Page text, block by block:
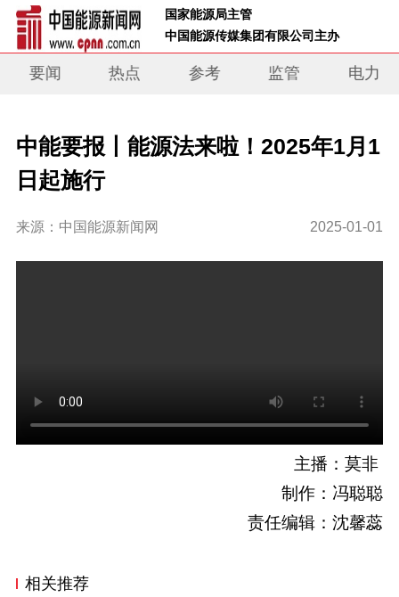
国家能源局主管
中国能源传媒集团有限公司主办
要闻 热点 参考 监管 电力
中能要报丨能源法来啦！2025年1月1
日起施行
来源：中国能源新闻网 2025-01-01
主播：莫非
制作：冯聪聪
责任编辑：沈馨蕊
相关推荐